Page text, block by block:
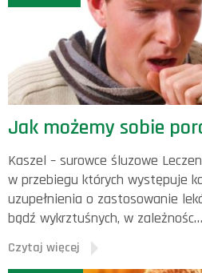
Jak możemy sobie
Kaszel – surowce śluzowe
w przebiegu których występuje
uzupełnienia o zastosowanie
bądź wykrztuśnych, w zależnośc…
Czytaj więcej